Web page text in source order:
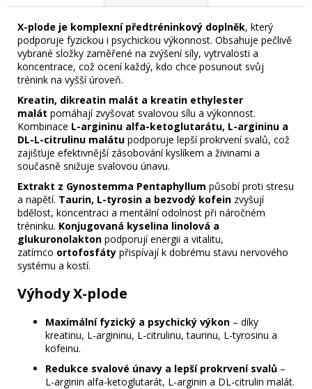
X-plode je komplexní předtréninkový doplněk, který
podporuje fyzickou i psychickou výkonnost. Obsahuje pečlivě
vybrané složky zaměřené na zvýšení síly, vytrvalosti a
koncentrace, což ocení každý, kdo chce posunout svůj
trénink na vyšší úroveň.
Kreatin, dikreatin malát a kreatin ethylester
malát pomáhají zvyšovat svalovou sílu a výkonnost.
Kombinace L-argininu alfa-ketoglutarátu, L-argininu a
DL-L-citrulinu malátu podporuje lepší prokrvení svalů, což
zajišťuje efektivnější zásobování kyslíkem a živinami a
současně snižuje svalovou únavu.
Extrakt z Gynostemma Pentaphyllum působí proti stresu
a napětí. Taurin, L-tyrosin a bezvodý kofein zvyšují
bdělost, koncentraci a mentální odolnost při náročném
tréninku. Konjugovaná kyselina linolová a
glukuronolakton podporují energii a vitalitu,
zatímco ortofosfáty přispívají k dobrému stavu nervového
systému a kostí.
Výhody X-plode
Maximální fyzický a psychický výkon – díky
kreatinu, L-argininu, L-citrulinu, taurinu, L-tyrosinu a
kofeinu.
Redukce svalové únavy a lepší prokrvení svalů –
L-arginin alfa-ketoglutarát, L-arginin a DL-citrulin malát.